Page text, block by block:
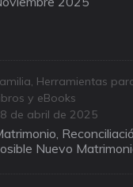
, Herramientas
y eBooks
de abril de 2025
Nuevo